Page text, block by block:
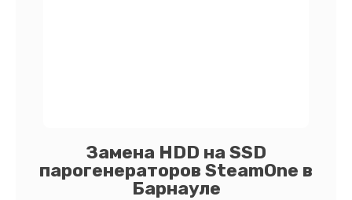
Замена HDD на SSD
парогенераторов SteamOne в
Барнауле